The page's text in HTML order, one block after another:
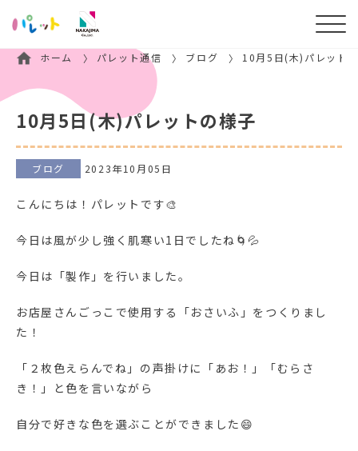
ホーム パレット通信 ブログ 10月5日(木)パレット
10月5日(木)パレットの様子
ブログ 2023年10月05日
こんにちは！パレットです🎨
今日は風が少し強く肌寒い1日でしたね🌀💦
今日は「製作」を行いました。
お店屋さんごっこで使用する「おさいふ」をつくりまし
た！
「２枚色えらんでね」の声掛けに「あお！」「むらさ
き！」と色を言いながら
自分で好きな色を選ぶことができました😄